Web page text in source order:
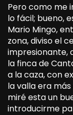
Pero como me
lo fácil; bueno,
Mario Mingo,
zona, diviso el
impresionante,
la finca de
a la caza, con
la valla era
miré esta un
introducirme